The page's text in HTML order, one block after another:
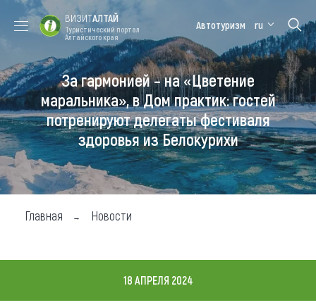
Форум VISIT
ALTAI
Цветение
маральника
Медицинский
форум
Алтайская
зимовка
Туры
Где побывать
Чем заняться
Где остановиться
ВИЗИТАЛТАЙ
Туристический портал
Алтайского края
Автотуризм ru
За гармонией – на «Цветение
маральника», в Дом практик: гостей
потренируют делегаты фестиваля
здоровья из Белокурихи
Главная Новости
18 АПРЕЛЯ 2024